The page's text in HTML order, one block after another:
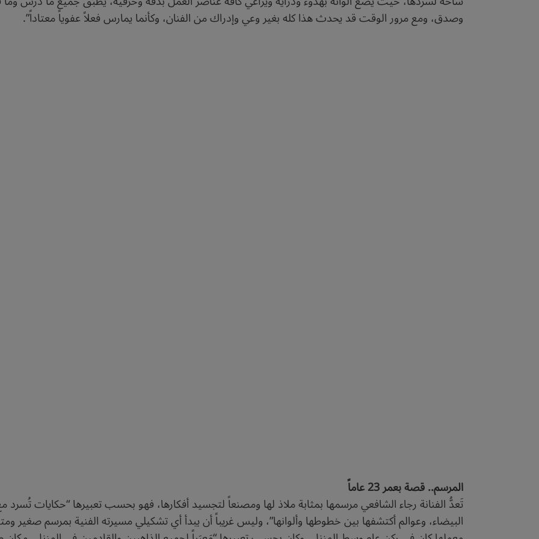
وصدق، ومع مرور الوقت قد يحدث هذا كله بغير وعي وإدراك من الفنان، وكأنما يمارس فعلاً عفوياً معتاداً”.
المرسم.. قصة بعمر 23 عاماً
تَعدُّ الفنانة رجاء الشافعي مرسمها بمثابة ملاذ لها ومصنعاً لتجسيد أفكارها، فهو بحسب تعبيرها “حكايات
البيضاء، وعوالم أكتشفها بين خطوطها وألوانها”، وليس غريباً أن يبدأ أي تشكيلي مسيرته الفنية بمرسم صغير